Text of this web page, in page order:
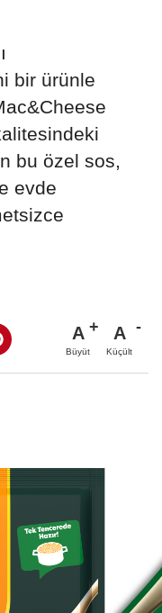
bir ürünle
bu özel sos,
evde
A
Büyüt
A
Küçült